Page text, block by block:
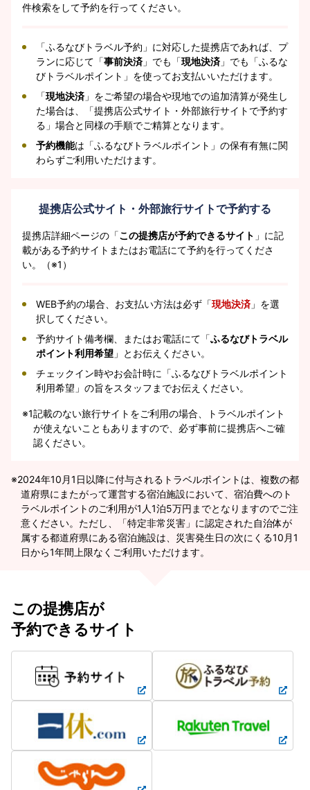
件検索をして予約を行ってください。
「ふるなびトラベル予約」に対応した提携店であれば、プ
ランに応じて「事前決済 」でも「現地決済 」でも「ふるな
びトラベルポイント」を使ってお支払いいただけます。
「現地決済 」をご希望の場合や現地での追加清算が発生し
た場合は、「提携店公式サイト・外部旅行サイトで予約す
る」場合と同様の手順でご精算となります。
予約機能は「ふるなびトラベルポイント」の保有有無に関
わらずご利用いただけます。
提携店公式サイト・外部旅行サイトで予約する
提携店詳細ページの「この提携店が予約できるサイト 」に記
載がある予約サイトまたはお電話にて予約を行ってくださ
い。（※1）
WEB予約の場合、お支払い方法は必ず「現地決済 」を選
択してください。
予約サイト備考欄、またはお電話にて「ふるなびトラベル
ポイント利用希望 」とお伝えください。
チェックイン時やお会計時に「ふるなびトラベルポイント
利用希望」の旨をスタッフまでお伝えください。
※1記載のない旅行サイトをご利用の場合、トラベルポイント
が使えないこともありますので、必ず事前に提携店へご確
認ください。
2024年10月1日以降に付与されるトラベルポイントは、複数の都
道府県にまたがって運営する宿泊施設において、宿泊費へのト
ラベルポイントのご利用が1人1泊5万円までとなりますのでご注
意ください。ただし、「特定非常災害」に認定された自治体が
属する都道府県にある宿泊施設は、災害発生日の次にくる10月1
日から1年間上限なくご利用いただけます。
この提携店が
予約できるサイト